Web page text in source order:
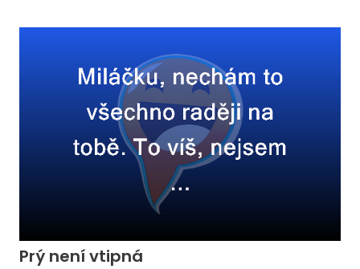
Prý není vtipná